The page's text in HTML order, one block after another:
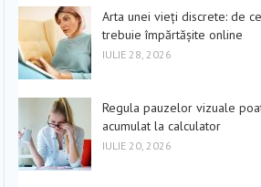
Arta unei vieți discrete: de
trebuie împărtășite online
IULIE 28, 2026
Regula pauzelor vizuale
acumulat la calculator
IULIE 20, 2026